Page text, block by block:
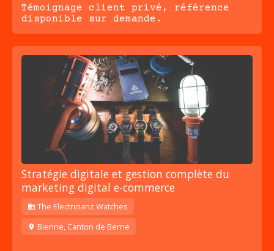
Témoignage client privé, référence
disponible sur demande.
Stratégie digitale et gestion complète du
marketing digital e-commerce
The Electricianz Watches
Bienne, Canton de Berne